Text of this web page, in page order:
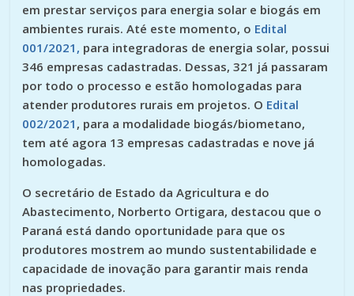
em prestar serviços para energia solar e biogás em
ambientes rurais. Até este momento, o Edital
001/2021, para integradoras de energia solar, possui
346 empresas cadastradas. Dessas, 321 já passaram
por todo o processo e estão homologadas para
atender produtores rurais em projetos. O Edital
002/2021 , para a modalidade biogás/biometano,
tem até agora 13 empresas cadastradas e nove já
homologadas.
O secretário de Estado da Agricultura e do
Abastecimento, Norberto Ortigara, destacou que o
Paraná está dando oportunidade para que os
produtores mostrem ao mundo sustentabilidade e
capacidade de inovação para garantir mais renda
nas propriedades.